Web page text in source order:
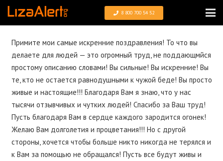
8 800 700 54 52
Примите мои самые искренние поздравления! То что вы
делаете для людей — это огромный труд, не поддающмйся
простому описанию словами! Вы сильные! Вы искренние! Вы
те, кто не остается равнодушными к чужой беде! Вы просто
живые и настоящие!!! Благодаря Вам я знаю, что у нас
тысячи отзывчивых и чутких людей! Спасибо за Ваш труд!
Пусть благодаря Вам в сердце каждого зародится огонек!
Желаю Вам долголетия и процветания!!! Но с другой
стороны, хочется чтобы больше никто никогда не терялся и
к Вам за помощью не обращался! Пусть все будут живы и